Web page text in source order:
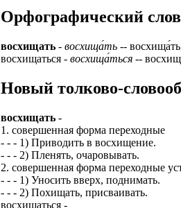
Также смотрите
А также
упаковщик,
# работа за
#
установке
Опыт не нужен,
курьер
А также в
В
Орфографический
восхищать - восхища́ть --
восхищаться - восхища́ться --
Новый толково-
восхищать -
1. совершенная форма переходные
- - - 1) Приводить в восхищение.
- - - 2) Пленять, очаровывать.
2. совершенная форма переходные
- - - 1) Уносить вверх, поднимать.
- - - 2) Похищать, присваивать.
восхищаться -